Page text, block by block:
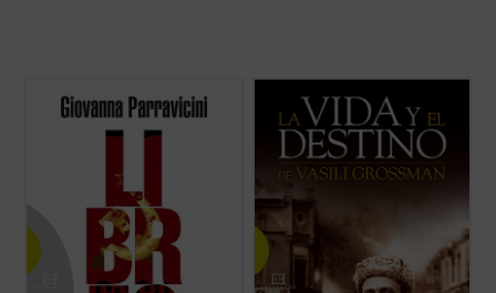
Siempre es posible vivir como hombres,
hacer una experiencia de libertad y verdad,
la vuelve digna de su nombre.
Vasili Grossman (1905-1964), convencido
corresponsal de guerra del Ejército
Soviético de origen judío, vivió los
acontecimientos más terribles del siglo
pasado: la Segunda Guerra Mundial, el
Holocausto y el Terror stalinista. El
descubrimiento ... (ver ficha)